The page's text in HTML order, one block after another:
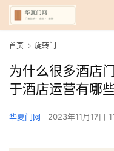
首页 旋转门
为什么很多酒店
于酒店运营有哪
华夏门网 2023年11月17日